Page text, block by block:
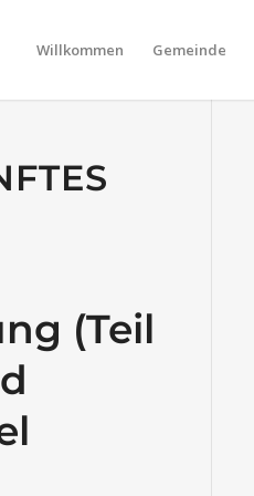
Willkommen Gemeinde
(Teil